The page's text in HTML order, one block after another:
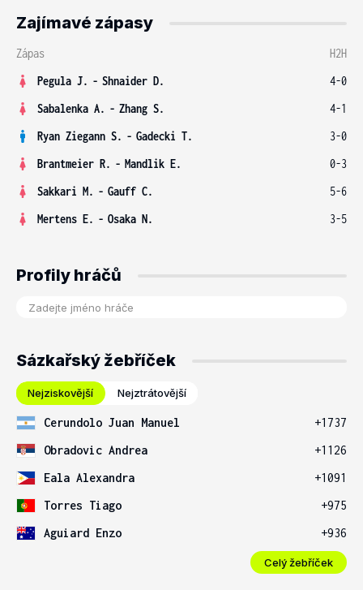
Zajímavé zápasy
Zápas
H2H
Pegula J. - Shnaider D.
4-0
Sabalenka A. - Zhang S.
4-1
Ryan Ziegann S. - Gadecki T.
3-0
Brantmeier R. - Mandlik E.
0-3
Sakkari M. - Gauff C.
5-6
Mertens E. - Osaka N. 3-5
Profily hráčů
Sázkařský žebříček
Nejziskovější Nejztrátovější
Cerundolo Juan Manuel
+1737
Obradovic Andrea
+1126
Eala Alexandra
+1091
Torres Tiago
+975
Aguiard Enzo
+936
Celý žebříček